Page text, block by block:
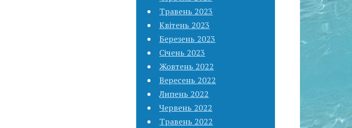
Травень 2023
Квітень 2023
Березень 2023
Січень 2023
Жовтень 2022
Вересень 2022
Липень 2022
Червень 2022
Травень 2022